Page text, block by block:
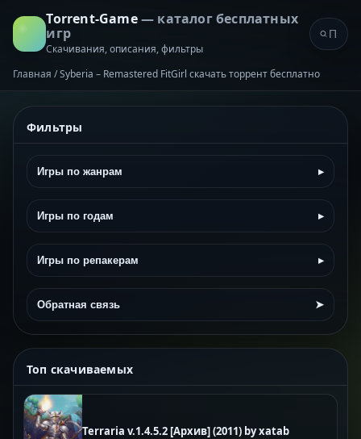
Torrent-Game— каталог бесплатных
игр
Скачивания, описания, фильтры
Главная /Syberia – Remastered FitGirl скачать торрент бесплатно
Фильтры
Игры по жанрам ▸
Игры по годам ▸
Игры по репакерам ▸
Обратная связь ➤
Топ скачиваемых
Terraria v.1.4.5.2 [Архив] (2011) by xatab